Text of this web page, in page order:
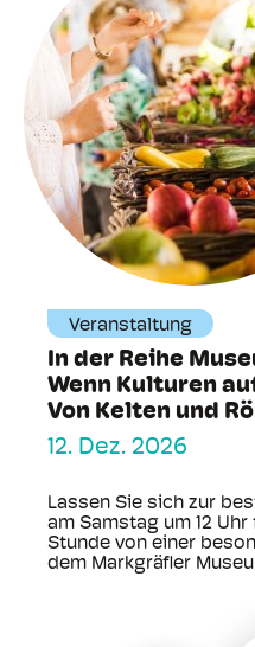
Veranstaltung
In der Reihe
Wenn Kulturen
Von Kelten und
12. Dez. 2026
Lassen Sie sich zur
am Samstag um 12
Stunde von einer
dem Markgräfler